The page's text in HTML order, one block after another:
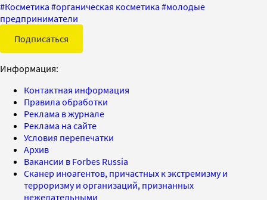
#Косметика #органическая косметика #молодые
предприниматели
Подписаться
Информация:
Контактная информация
Правила обработки
Реклама в журнале
Реклама на сайте
Условия перепечатки
Архив
Вакансии в Forbes Russia
Сканер иноагентов, причастных к экстремизму и
терроризму и организаций, признанных
нежелательными